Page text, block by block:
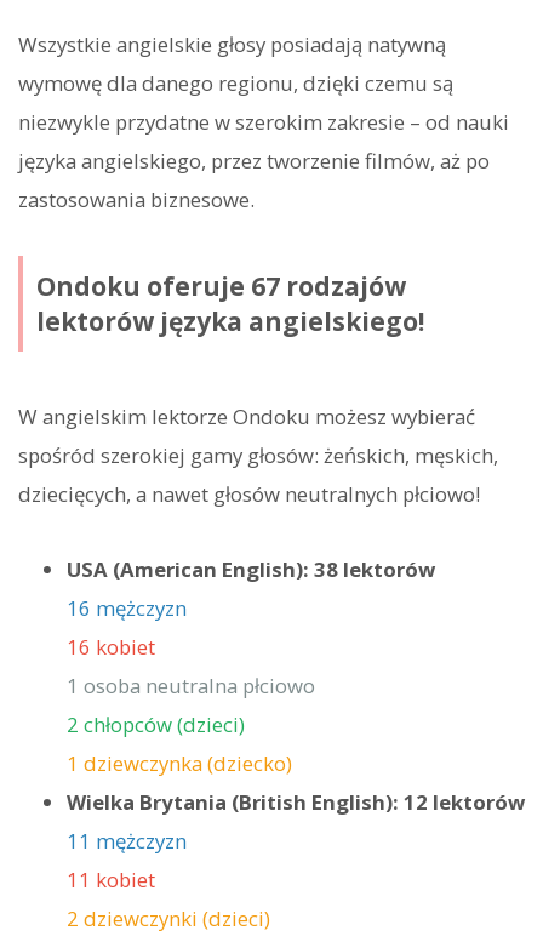
Wszystkie angielskie głosy posiadają natywną
wymowę dla danego regionu, dzięki czemu są
niezwykle przydatne w szerokim zakresie – od nauki
języka angielskiego, przez tworzenie filmów, aż po
zastosowania biznesowe.
Ondoku oferuje 67 rodzajów
lektorów języka angielskiego!
W angielskim lektorze Ondoku możesz wybierać
spośród szerokiej gamy głosów: żeńskich, męskich,
dziecięcych, a nawet głosów neutralnych płciowo!
USA (American English): 38 lektorów
16 mężczyzn
16 kobiet
1 osoba neutralna płciowo
2 chłopców (dzieci)
1 dziewczynka (dziecko)
Wielka Brytania (British English): 12 lektorów
11 mężczyzn
11 kobiet
2 dziewczynki (dzieci)